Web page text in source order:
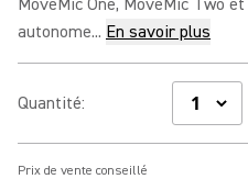
MoveMic One, MoveMic Two
autonome... En savoir plus
Quantité:
Prix de vente conseillé